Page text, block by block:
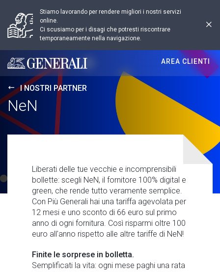
Stiamo lavorando per rendere migliori i nostri servizi
online.
Ci scusiamo per i disagi che potresti riscontrare
temporaneamente nella navigazione.
Generali logo
AREA CLIENTI
I NOSTRI PARTNER
NeN
Liberati delle tue vecchie e incomprensibili
bollette: scegli NeN, il fornitore 100% digital e
green, che rende tutto veramente semplice.
Con Più Generali hai una tariffa agevolata per
12 mesi e uno sconto di 66 euro sul primo
anno di ogni fornitura. Così risparmi oltre 100
euro all'anno rispetto alle altre tariffe di NeN!
Finite le sorprese in bolletta.
Semplificati la vita: ogni mese paghi una rata